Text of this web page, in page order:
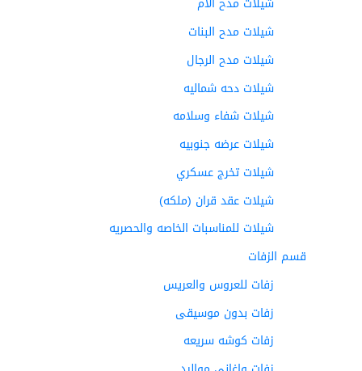
شيلات مدح البنات
شيلات مدح الرجال
شيلات دحه شماليه
شيلات شفاء وسلامه
شيلات عرضه جنوبيه
شيلات تخرج عسكري
شيلات عقد قران (ملكه)
شيلات للمناسبات الخاصه والحصريه
قسم الزفات
زفات للعروس والعريس
زفات بدون موسيقى
زفات كوشه سريعه